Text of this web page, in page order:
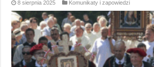
8 sierpnia 2025 Komunikaty i zapowiedzi